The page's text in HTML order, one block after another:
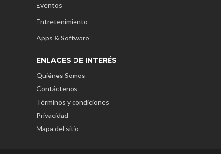
Eventos
Entretenimiento
Apps & Software
ENLACES DE INTERÉS
Quiénes Somos
Contáctenos
Términos y condiciones
Privacidad
Mapa del sitio